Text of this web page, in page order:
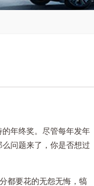
年终奖。尽管每年发年
问题来了，你是否想过
都要花的无怨无悔，犒